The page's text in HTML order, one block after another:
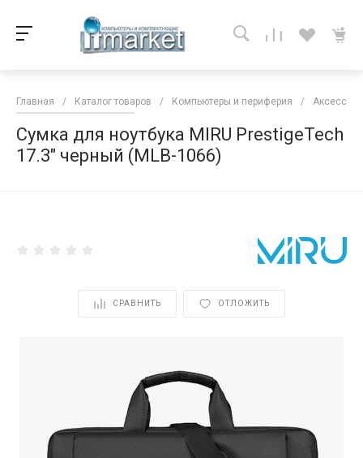
Главная / Каталог товаров / Компьютеры и периферия /
Сумка для ноутбука MIRU PrestigeTech
17.3" черный (MLB-1066)
СРАВНИТЬ ОТЛОЖИТЬ